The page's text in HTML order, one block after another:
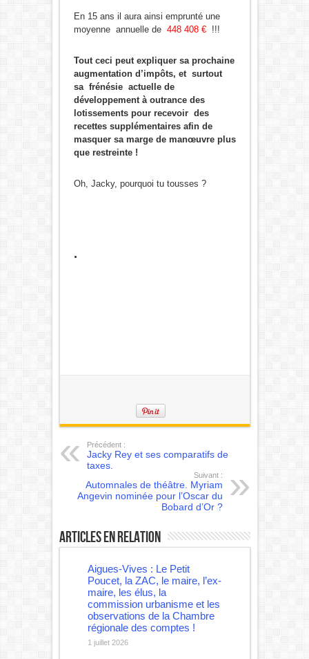
En 15 ans il aura ainsi emprunté une
moyenne annuelle de 448 408 €!!!
Tout ceci peut expliquer sa prochaine
augmentation d’impôts, et surtout
sa frénésie actuelle de
développement à outrance des
lotissements pour recevoir des
recettes supplémentaires afin de
masquer sa marge de manœuvre plus
que restreinte !
Oh, Jacky, pourquoi tu tousses ?
.
Précédent :
Jacky Rey et ses comparatifs de
taxes.
Suivant :
Automnales de théâtre. Myriam
Angevin nominée pour l’Oscar du
Bobard d’Or ?
Articles en relation
Aigues-Vives : Le Petit
Poucet, la ZAC, le maire, l’ex-
maire, les élus, la
commission urbanisme et les
observations de la Chambre
régionale des comptes !
1 juillet 2026